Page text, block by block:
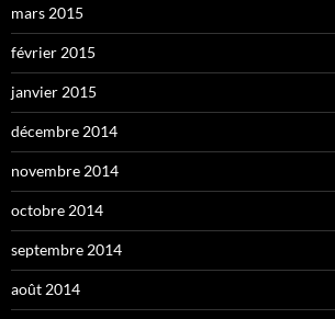
mars 2015
février 2015
janvier 2015
décembre 2014
novembre 2014
octobre 2014
septembre 2014
août 2014